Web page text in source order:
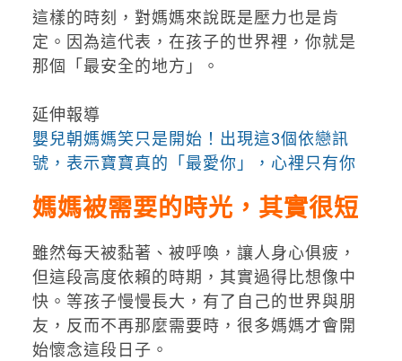
這樣的時刻，對媽媽來說既是壓力也是肯
定。因為這代表，在孩子的世界裡，你就是
那個「最安全的地方」。
延伸報導
嬰兒朝媽媽笑只是開始！出現這3個依戀訊
號，表示寶寶真的「最愛你」，心裡只有你
媽媽被需要的時光，其實很短
雖然每天被黏著、被呼喚，讓人身心俱疲，
但這段高度依賴的時期，其實過得比想像中
快。等孩子慢慢長大，有了自己的世界與朋
友，反而不再那麼需要時，很多媽媽才會開
始懷念這段日子。